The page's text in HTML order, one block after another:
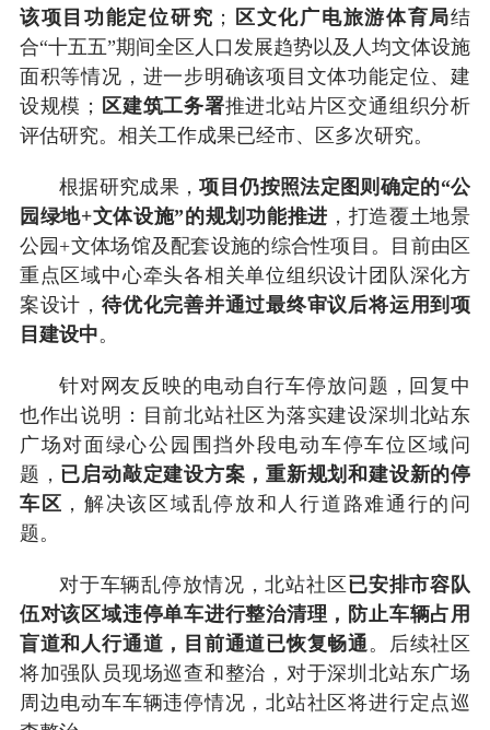
该项目功能定位研究 ； 区文化广电旅游体育局结
合“十五五”期间全区人口发展趋势以及人均文体设施
面积等情况，进一步明确该项目文体功能定位、建
设规模； 区建筑工务署推进北站片区交通组织分析
评估研究。相关工作成果已经市、区多次研究。
根据研究成果，项目仍按照法定图则确定的“公
园绿地+文体设施”的规划功能推进 ，打造覆土地景
公园+文体场馆及配套设施的综合性项目。目前由区
重点区域中心牵头各相关单位组织设计团队深化方
案设计， 待优化完善并通过最终审议后将运用到项
目建设中。
针对网友反映的电动自行车停放问题，回复中
也作出说明：目前北站社区为落实建设深圳北站东
广场对面绿心公园围挡外段电动车停车位区域问
题， 已启动敲定建设方案，重新规划和建设新的停
车区 ，解决该区域乱停放和人行道路难通行的问
题。
对于车辆乱停放情况，北站社区已安排市容队
伍对该区域违停单车进行整治清理，防止车辆占用
盲道和人行通道，目前通道已恢复畅通 。后续社区
将加强队员现场巡查和整治，对于深圳北站东广场
周边电动车车辆违停情况，北站社区将进行定点巡